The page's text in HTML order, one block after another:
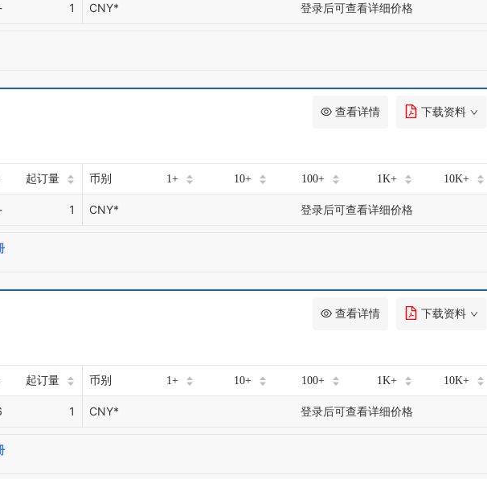
1 CNY* 登录后可查看详细价格
查看详情 下载资料
起订量 币别 1+ 10+ 100+ 1K+ 10K+
1 CNY* 登录后可查看详细价格
查看详情 下载资料
起订量 币别 1+ 10+ 100+ 1K+ 10K+
1 CNY* 登录后可查看详细价格